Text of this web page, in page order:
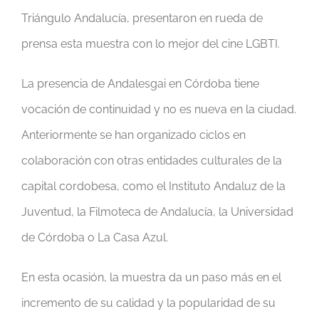
Triángulo Andalucía, presentaron en rueda de
prensa esta muestra con lo mejor del cine LGBTI.
La presencia de Andalesgai en Córdoba tiene
vocación de continuidad y no es nueva en la ciudad.
Anteriormente se han organizado ciclos en
colaboración con otras entidades culturales de la
capital cordobesa, como el Instituto Andaluz de la
Juventud, la Filmoteca de Andalucía, la Universidad
de Córdoba o La Casa Azul.
En esta ocasión, la muestra da un paso más en el
incremento de su calidad y la popularidad de su